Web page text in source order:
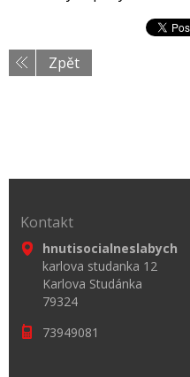
Zpět
Kontakt
hnutisocialneslabych
karlova studanka 12
Karlova Studánka
79324
73949081